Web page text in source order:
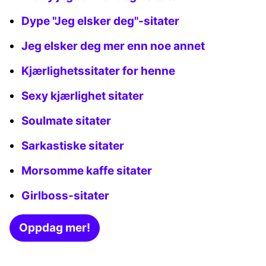
Dype "Jeg elsker deg"-sitater
Jeg elsker deg mer enn noe annet
Kjærlighetssitater for henne
Sexy kjærlighet sitater
Soulmate sitater
Sarkastiske sitater
Morsomme kaffe sitater
Girlboss-sitater
Oppdag mer!